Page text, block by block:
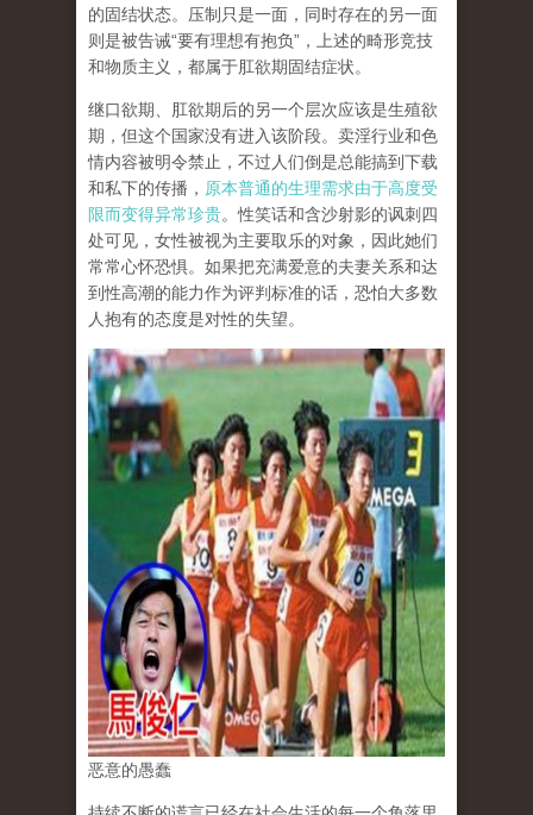
的固结状态。压制只是一面，同时存在的另一面
则是被告诫“要有理想有抱负” ，上述的畸形竞技
和物质主义，都属于肛欲期固结症状。
继口欲期、肛欲期后的另一个层次应该是生殖欲
期 ，但这个国家没有进入该阶段。卖淫行业和色
情内容被明令禁止，不过人们倒是总能搞到下载
和私下的传播， 原本普通的生理需求由于高度受
限而变得异常珍贵。性笑话和含沙射影的讽刺四
处可见，女性被视为主要取乐的对象，因此她们
常常心怀恐惧。如果把充满爱意的夫妻关系和达
到性高潮的能力作为评判标准的话，恐怕大多数
人抱有的态度是对性的失望。
恶意的愚蠢